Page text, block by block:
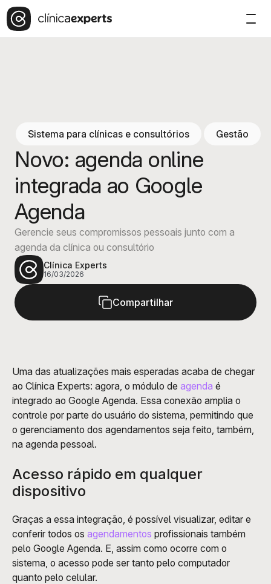
Sistema para clínicas e consultórios Gestão
Novo: agenda online
integrada ao Google
Agenda
Gerencie seus compromissos pessoais junto com a
agenda da clínica ou consultório
Clínica Experts
16/03/2026
Compartilhar
Uma das atualizações mais esperadas acaba de chegar
ao Clínica Experts: agora, o módulo de agenda é
integrado ao Google Agenda. Essa conexão amplia o
controle por parte do usuário do sistema, permitindo que
o gerenciamento dos agendamentos seja feito, também,
na agenda pessoal.
Acesso rápido em qualquer
dispositivo
Graças a essa integração, é possível visualizar, editar e
conferir todos os agendamentos profissionais também
pelo Google Agenda. E, assim como ocorre com o
sistema, o acesso pode ser tanto pelo computador
quanto pelo celular.